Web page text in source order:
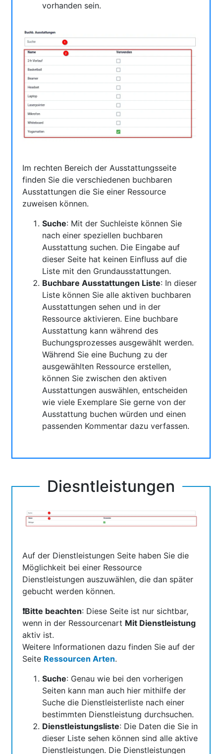
vorhanden sein.
Im rechten Bereich der Ausstattungsseite
finden Sie die verschiedenen buchbaren
Ausstattungen die Sie einer Ressource
zuweisen können.
Suche: Mit der Suchleiste können Sie
nach einer speziellen buchbaren
Ausstattung suchen. Die Eingabe auf
dieser Seite hat keinen Einfluss auf die
Liste mit den Grundausstattungen.
Buchbare Ausstattungen Liste: In dieser
Liste können Sie alle aktiven buchbaren
Ausstattungen sehen und in der
Ressource aktivieren. Eine buchbare
Ausstattung kann während des
Buchungsprozesses ausgewählt werden.
Während Sie eine Buchung zu der
ausgewählten Ressource erstellen,
können Sie zwischen den aktiven
Ausstattungen auswählen, entscheiden
wie viele Exemplare Sie gerne von der
Ausstattung buchen würden und einen
passenden Kommentar dazu verfassen.
Diesntleistungen
Auf der Dienstleistungen Seite haben Sie die
Möglichkeit bei einer Ressource
Dienstleistungen auszuwählen, die dan später
gebucht werden können.
❗Bitte beachten: Diese Seite ist nur sichtbar,
wenn in der Ressourcenart Mit Dienstleistung
aktiv ist.
Weitere Informationen dazu finden Sie auf der
Seite Ressourcen Arten.
Suche: Genau wie bei den vorherigen
Seiten kann man auch hier mithilfe der
Suche die Dienstleisterliste nach einer
bestimmten Dienstleistung durchsuchen.
Dienstleistungsliste: Die Daten die Sie in
dieser Liste sehen können sind alle aktive
Dienstleistungen. Die Dienstleistungen